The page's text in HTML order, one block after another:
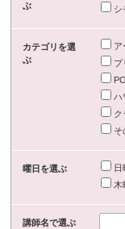
ぶ
シ
カテゴリを選
ぶ
ア
プ
ハ
ク
そ
曜日を選ぶ 日
木
講師名で選ぶ